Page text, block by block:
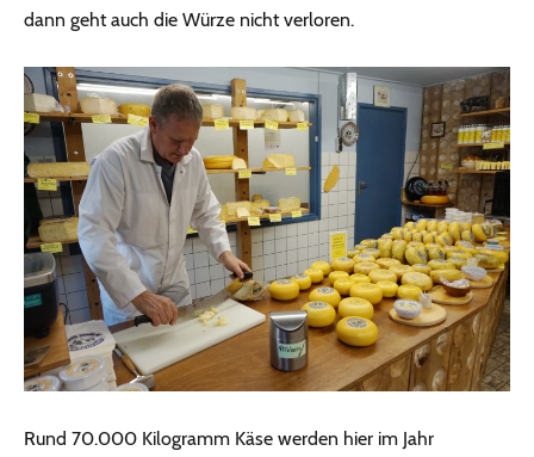
dann geht auch die Würze nicht verloren.
Rund 70.000 Kilogramm Käse werden hier im Jahr